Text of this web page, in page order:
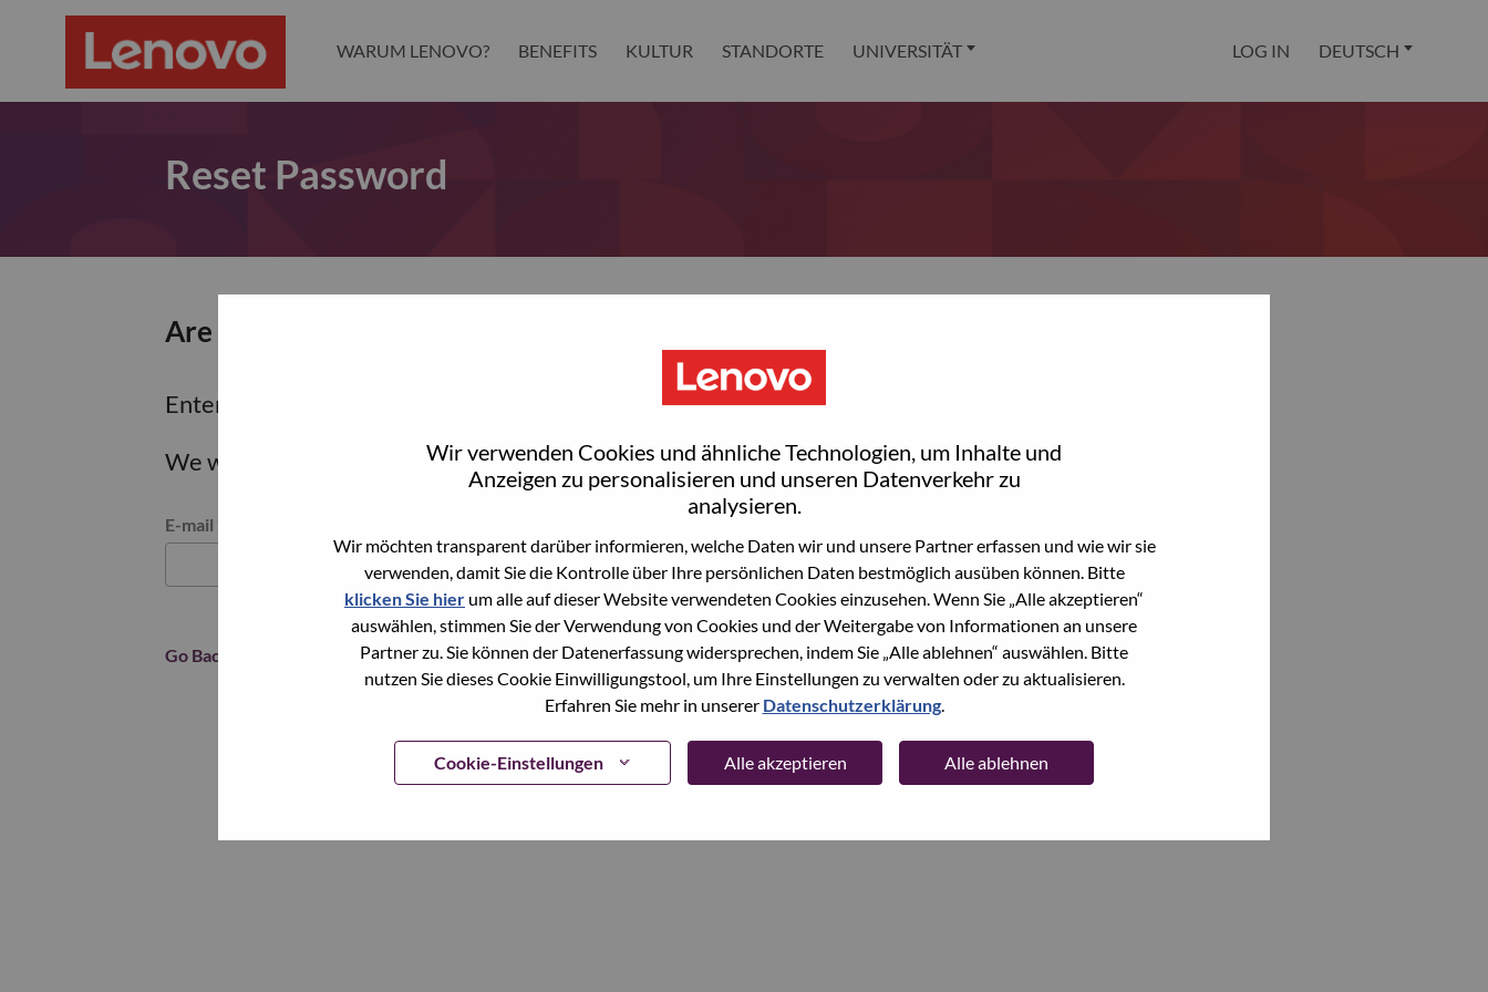
Wir verwenden Cookies und ähnliche Technologien, um Inhalte und
Anzeigen zu personalisieren und unseren Datenverkehr zu
analysieren.
Wir möchten transparent darüber informieren, welche Daten wir und unsere Partner erfassen und wie wir sie
verwenden, damit Sie die Kontrolle über Ihre persönlichen Daten bestmöglich ausüben können. Bitte
klicken Sie hier um alle auf dieser Website verwendeten Cookies einzusehen. Wenn Sie „Alle akzeptieren“
auswählen, stimmen Sie der Verwendung von Cookies und der Weitergabe von Informationen an unsere
Partner zu. Sie können der Datenerfassung widersprechen, indem Sie „Alle ablehnen“ auswählen. Bitte
nutzen Sie dieses Cookie Einwilligungstool, um Ihre Einstellungen zu verwalten oder zu aktualisieren.
Erfahren Sie mehr in unserer Datenschutzerklärung.
Cookie-Einstellungen Alle akzeptieren Alle ablehnen
WARUM LENOVO? BENEFITS KULTUR STANDORTE UNIVERSITÄT LOG IN DEUTSCH
Reset Password
Are you sure you want to reset your password?
Enter the email address associated with your account, then click "Continue".
We will email you a link to reset your password.
Reset password with your e-mail
E-mail
Continue
Go Back